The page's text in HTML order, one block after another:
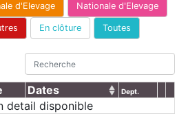
d'Elevage Nationale d'Elevage
En clôture Toutes
Dates Dept.
detail disponible